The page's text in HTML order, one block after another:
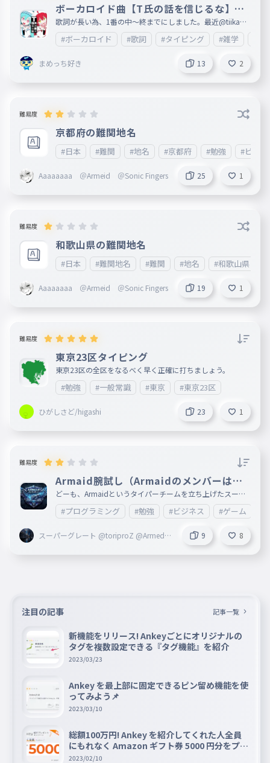
ボーカロイド曲【T氏の話を信じるな】歌
詞1番(中〜終)
歌詞が長い為、1番の中〜終までにしました。最近@tiikawa
_loveが歌うようになってきたので、 あとカラオケ🎤もこれ
歌ったことあるのでこれにしました。歌詞が長いので、文字
が間違えてしまっているところが複数あると思います。ご了
承ください。 何ありましたら、情報が入り次第ここに載せ
ますので、ご了承ください。次回は2番目以降を制作します
。すごいと思ったら❤をお願いします。皆様の御感想等楽し
みに待っております。 妹垢:http://ankey.io/@tiikawa_love
#ボーカロイド #歌詞 #タイピング #雑学
まめっち好き 13 2
難易度
京都府の難関地名
#日本 #難関 #地名 #京都府 #勉強 #ビジ
Aaaaaaaa ＠Armeid ＠Sonic Fingers 25 1
難易度
和歌山県の難関地名
#日本 #難関地名 #難関 #地名 #和歌山県
Aaaaaaaa ＠Armeid ＠Sonic Fingers 19 1
難易度
東京23区タイピング
東京23区の全区をなるべく早く正確に打ちましょう。
#勉強 #一般常識 #東京 #東京23区
ひがしさど/higashi 23 1
難易度
Armaid腕試し（Armaidのメンバーは絶
対やって！）
どーも、Armaidというタイパーチームを立ち上げたスーパ
ーグレートと申します。 今回は、Armaidの腕試しタイピン
グを作ったので、プレイしてください。 別にいけなくても
良いけど、スコア1300位いってほしいかな... Armaidのメン
バーはやってください！（必ず） では、頑張って！
#プログラミング #勉強 #ビジネス #ゲーム
スーパーグレート @toriproZ @Armed創
9 8
注目の記事 記事一覧
新機能をリリース! Ankeyごとにオリジナルの
タグを複数設定できる『タグ機能』を紹介
2023/03/23
Ankey を最上部に固定できるピン留め機能を使
ってみよう📌
2023/03/10
総額100万円! Ankey を紹介してくれた人全員
にもれなく Amazon ギフト券 5000 円分をプレ
ゼントキャンペーン!!
2023/02/10